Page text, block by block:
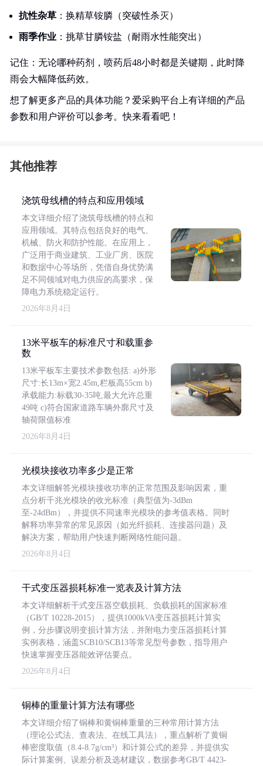
抗性杂草 ：换精草铵膦（突破性杀灭）
雨季作业 ：挑草甘膦铵盐（耐雨水性能突出）
记住：无论哪种药剂，喷药后48小时都是关键期，此时降
雨会大幅降低药效。
想了解更多产品的具体功能？爱采购平台上有详细的产品
参数和用户评价可以参考。快来看看吧！
其他推荐
浇筑母线槽的特点和应用领域
本文详细介绍了浇筑母线槽的特点和
应用领域。其特点包括良好的电气、
机械、防火和防护性能。在应用上，
广泛用于商业建筑、工业厂房、医院
和数据中心等场所，凭借自身优势满
足不同领域对电力供应的高要求，保
障电力系统稳定运行。
2026年8月4日
13米平板车的标准尺寸和载重参
数
13米平板车主要技术参数包括: a)外形
尺寸:长13m×宽2.45m,栏板高55cm b)
承载能力:标载30-35吨,最大允许总重
49吨 c)符合国家道路车辆外廓尺寸及
轴荷限值标准
2026年8月4日
光模块接收功率多少是正常
本文详细解答光模块接收功率的正常范围及影响因素，重
点分析千兆光模块的收光标准（典型值为-3dBm
至-24dBm），并提供不同速率光模块的参考值表格。同时
解释功率异常的常见原因（如光纤损耗、连接器问题）及
解决方案，帮助用户快速判断网络性能问题。
2026年8月4日
干式变压器损耗标准一览表及计算方法
本文详细解析干式变压器空载损耗、负载损耗的国家标准
（GB/T 10228-2015），提供1000kVA变压器损耗计算实
例，分步骤说明变损计算方法，并附电力变压器损耗计算
实例表格，涵盖SCB10/SCB13等常见型号参数，指导用户
快速掌握变压器能效评估要点。
2026年8月4日
铜棒的重量计算方法有哪些
本文详细介绍了铜棒和黄铜棒重量的三种常用计算方法
（理论公式法、查表法、在线工具法），重点解析了黄铜
棒密度取值（8.4-8.7g/cm³）和计算公式的差异，并提供实
际计算案例、误差分析及选材建议，数据参考GB/T 4423-